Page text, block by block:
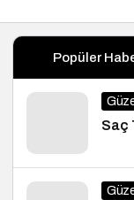
Popüler
Saç